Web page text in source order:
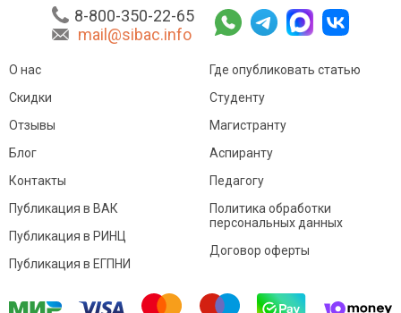
8-800-350-22-65
mail@sibac.info
О нас
Скидки
Отзывы
Блог
Контакты
Где опубликовать статью
Студенту
Магистранту
Аспиранту
Педагогу
Публикация в ВАК
Публикация в РИНЦ
Публикация в ЕГПНИ
Политика обработки
персональных данных
Договор оферты